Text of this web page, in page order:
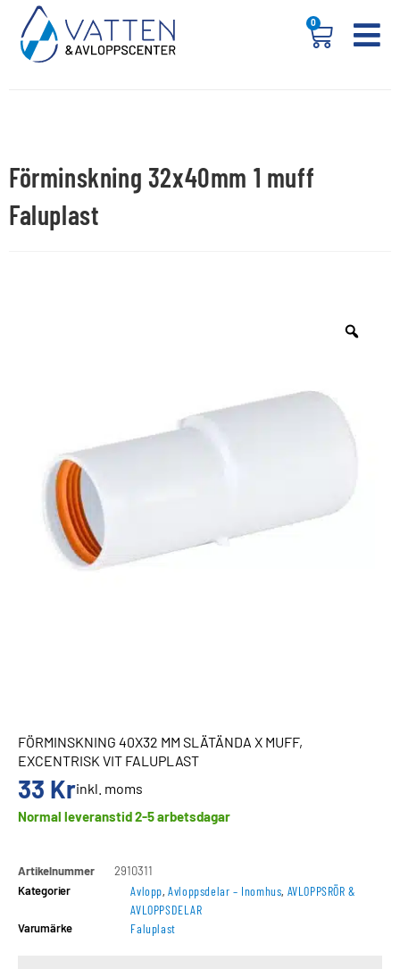
0
Förminskning 32x40mm 1 muff
Faluplast
FÖRMINSKNING 40X32 MM SLÄTÄNDA X MUFF,
EXCENTRISK VIT FALUPLAST
33 Krinkl. moms
Normal leveranstid 2-5 arbetsdagar
Artikelnummer
2910311
Kategorier
Avlopp,Avloppsdelar – Inomhus, AVLOPPSRÖR &
AVLOPPSDELAR
Varumärke Faluplast